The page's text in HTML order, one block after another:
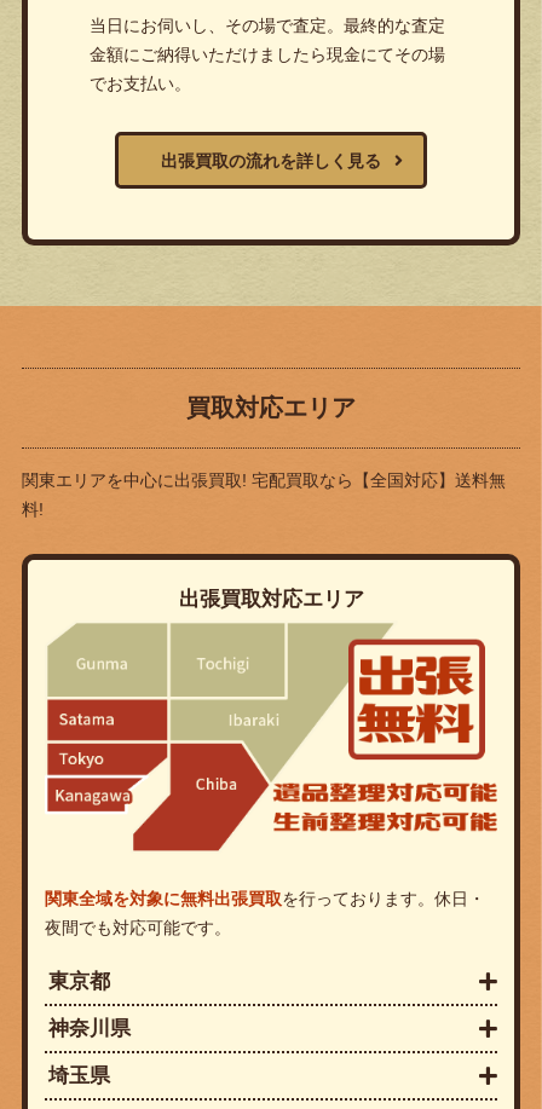
当日にお伺いし、その場で査定。最終的な査定
金額にご納得いただけましたら現金にてその場
でお支払い。
出張買取の流れを詳しく見る
買取対応エリア
関東エリアを中心に出張買取! 宅配買取なら
【全国対応】送料無
料!
出張買取対応エリア
関東全域を対象に無料出張買取を行っております。休日・
夜間でも対応可能です。
東京都
神奈川県
埼玉県